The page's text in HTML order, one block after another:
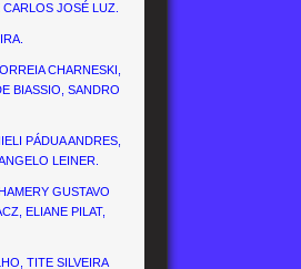
JOSÉ LUZ.
CHARNESKI,
BIASSIO, SANDRO
PÁDUA ANDRES,
LEINER.
GUSTAVO
ELIANE PILAT,
TITE SILVEIRA